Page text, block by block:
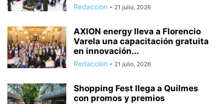
Redaccion - 21 julio, 2026
AXION energy lleva a Florencio
Varela una capacitación gratuita
en innovación...
Redaccion - 21 julio, 2026
Shopping Fest llega a Quilmes
con promos y premios